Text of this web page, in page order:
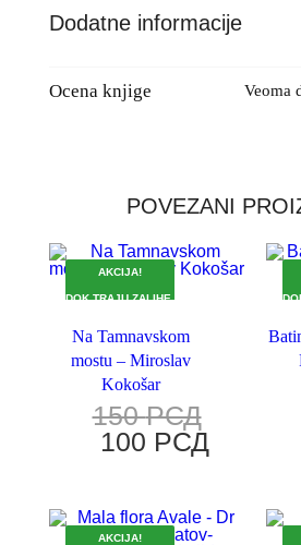
Dodatne informacije
Ocena knjige Veoma
POVEZANI
AKCIJA!
DOK TRAJU ZALIHE.
Na Tamnavskom
mostu – Miroslav
Kokošar
150РСД
100 РСД
AKCIJA!